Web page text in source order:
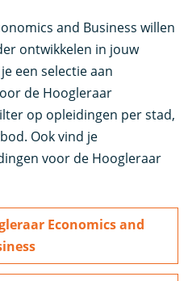
and Business willen
ontwikkelen in jouw
een selectie aan
de Hoogleraar
op opleidingen per stad,
Ook vind je
voor de Hoogleraar
Economics and